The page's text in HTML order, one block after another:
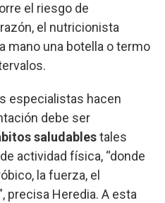
el riesgo de
el nutricionista
mano una botella o termo
especialistas hacen
debe ser
saludablestales
actividad física, “donde
la fuerza, el
precisa Heredia. A esta